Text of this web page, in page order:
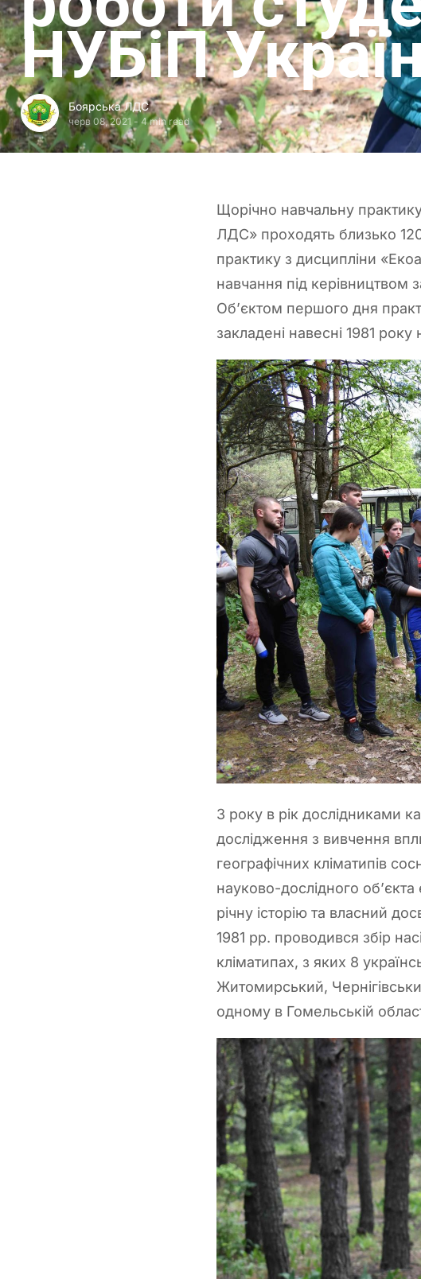
НУБіП
Боярська ЛДС
черв 08, 2021 - 4 min read
Щорічно навчальну
ЛДС» проходять близько
практику з дисципліни
навчання під керівництвом
Об’єктом першого дня
закладені навесні 1981 року
З року в рік дослідниками
дослідження з вивчення
географічних кліматипів
науково-дослідного
річну історію та власний
1981 рр. проводився збір
кліматипах, з яких 8
Житомирський,
одному в Гомельській